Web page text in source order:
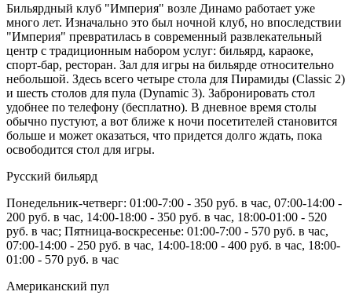
Бильярдный клуб "Империя" возле Динамо работает уже
много лет. Изначально это был ночной клуб, но впоследствии
"Империя" превратилась в современный развлекательный
центр с традиционным набором услуг: бильярд, караоке,
спорт-бар, ресторан. Зал для игры на бильярде относительно
небольшой. Здесь всего четыре стола для Пирамиды (Classic 2)
и шесть столов для пула (Dynamic 3). Забронировать стол
удобнее по телефону (бесплатно). В дневное время столы
обычно пустуют, а вот ближе к ночи посетителей становится
больше и может оказаться, что придется долго ждать, пока
освободится стол для игры.
Русский бильярд
Понедельник-четверг: 01:00-7:00 - 350 руб. в час, 07:00-14:00 -
200 руб. в час, 14:00-18:00 - 350 руб. в час, 18:00-01:00 - 520
руб. в час; Пятница-воскресенье: 01:00-7:00 - 570 руб. в час,
07:00-14:00 - 250 руб. в час, 14:00-18:00 - 400 руб. в час, 18:00-
01:00 - 570 руб. в час
Американский пул